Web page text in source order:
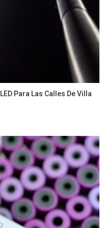
Para Las Calles De Villa